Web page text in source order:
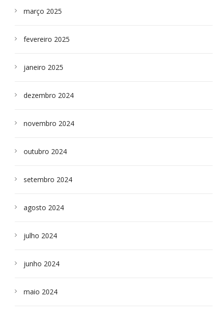
março 2025
fevereiro 2025
janeiro 2025
dezembro 2024
novembro 2024
outubro 2024
setembro 2024
agosto 2024
julho 2024
junho 2024
maio 2024